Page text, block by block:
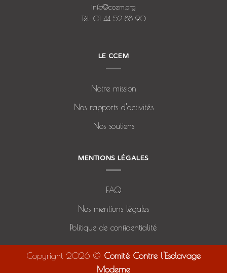
info@ccem.org
Tél: 01 44 52 88 90
LE CCEM
Notre mission
Nos rapports d’activités
Nos soutiens
MENTIONS LÉGALES
FAQ
Nos mentions légales
Politique de confidentialité
Copyright 2026 © Comité Contre l'Esclavage
Moderne